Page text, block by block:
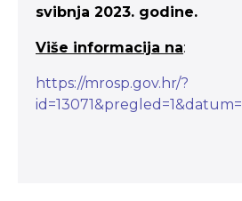
svibnja 2023. godine.
Više informacija na:
https://mrosp.gov.hr/?